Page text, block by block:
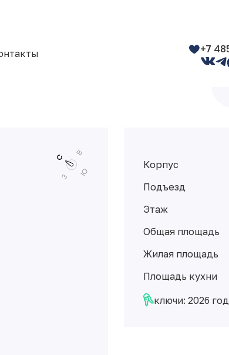
Корпус
Подъезд
Этаж
Общая площадь
Жилая площадь
Площадь кухни
ключи: 2026 год